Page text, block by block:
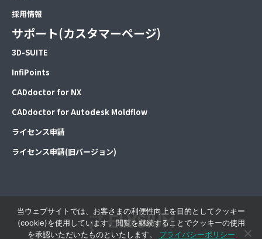
採用情報
サポート(カスタマーページ)
3D-SUITE
InfiPoints
CADdoctor for NX
CADdoctor for Autodesk Moldflow
ライセンス申請
ライセンス申請(旧バージョン)
当ウェブサイトでは、お客さまの利便性向上を目的としてクッキー
(cookie)を使用しています。閲覧を継続することでクッキーの使用
を承認いただいたものといたします。 プライバシーポリシー